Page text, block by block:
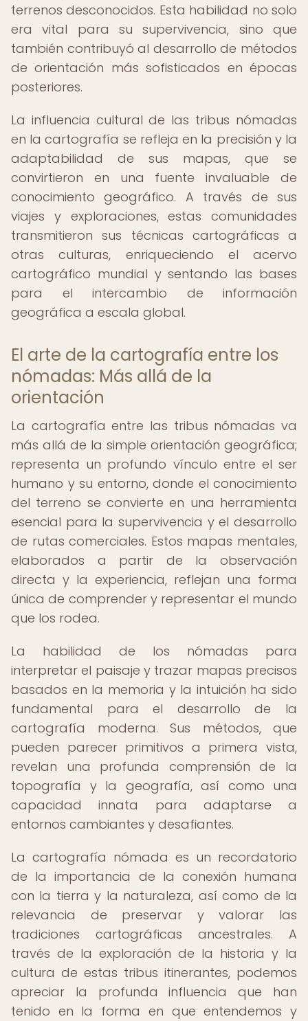
terrenos desconocidos. Esta habilidad no solo
era vital para su supervivencia, sino que
también contribuyó al desarrollo de métodos
de orientación más sofisticados en épocas
posteriores.
La influencia cultural de las tribus nómadas
en la cartografía se refleja en la precisión y la
adaptabilidad de sus mapas, que se
convirtieron en una fuente invaluable de
conocimiento geográfico. A través de sus
viajes y exploraciones, estas comunidades
transmitieron sus técnicas cartográficas a
otras culturas, enriqueciendo el acervo
cartográfico mundial y sentando las bases
para el intercambio de información
geográfica a escala global.
El arte de la cartografía entre los
nómadas: Más allá de la
orientación
La cartografía entre las tribus nómadas va
más allá de la simple orientación geográfica;
representa un profundo vínculo entre el ser
humano y su entorno, donde el conocimiento
del terreno se convierte en una herramienta
esencial para la supervivencia y el desarrollo
de rutas comerciales. Estos mapas mentales,
elaborados a partir de la observación
directa y la experiencia, reflejan una forma
única de comprender y representar el mundo
que los rodea.
La habilidad de los nómadas para
interpretar el paisaje y trazar mapas precisos
basados en la memoria y la intuición ha sido
fundamental para el desarrollo de la
cartografía moderna. Sus métodos, que
pueden parecer primitivos a primera vista,
revelan una profunda comprensión de la
topografía y la geografía, así como una
capacidad innata para adaptarse a
entornos cambiantes y desafiantes.
La cartografía nómada es un recordatorio
de la importancia de la conexión humana
con la tierra y la naturaleza, así como de la
relevancia de preservar y valorar las
tradiciones cartográficas ancestrales. A
través de la exploración de la historia y la
cultura de estas tribus itinerantes, podemos
apreciar la profunda influencia que han
tenido en la forma en que entendemos y